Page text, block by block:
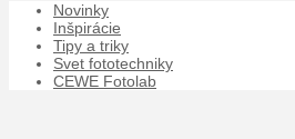
Novinky
Inšpirácie
Tipy a triky
Svet fototechniky
CEWE Fotolab